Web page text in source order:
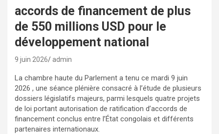
accords de financement de plus
de 550 millions USD pour le
développement national
9 juin 2026 admin
La chambre haute du Parlement a tenu ce mardi 9 juin
2026 , une séance plénière consacré à l’étude de plusieurs
dossiers législatifs majeurs, parmi lesquels quatre projets
de loi portant autorisation de ratification d’accords de
financement conclus entre l’État congolais et différents
partenaires internationaux.